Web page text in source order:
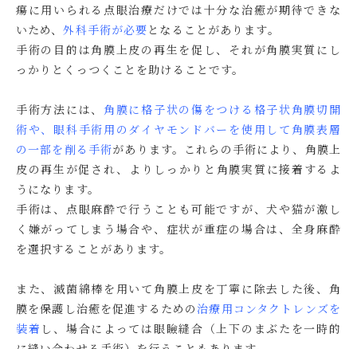
瘍に用いられる点眼治療だけでは十分な治癒が期待できな
いため、外科手術が必要 となることがあります。
手術の目的は角膜上皮の再生を促し、それが角膜実質にし
っかりとくっつくことを助けることです。
手術方法には、角膜に格子状の傷をつける格子状角膜切開
術や、 眼科手術用のダイヤモンドバーを使用して角膜表層
の一部を削る手術があります。これらの手術により、角膜上
皮の再生が促され、よりしっかりと角膜実質に接着するよ
うになります。
手術は、点眼麻酔で行うことも可能ですが、犬や猫が激し
く嫌がってしまう場合や、症状が重症の場合は、 全身麻酔
を選択することがあります。
また、滅菌綿棒を用いて角膜上皮を丁寧に除去した後、角
膜を保護し治癒を促進するための治療用コンタクトレンズを
装着 し、場合によっては眼瞼縫合（上下のまぶたを一時的